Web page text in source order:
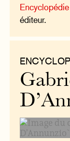
Encyclopédie
éditeur.